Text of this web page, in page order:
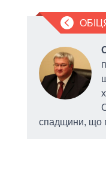
спадщини, що